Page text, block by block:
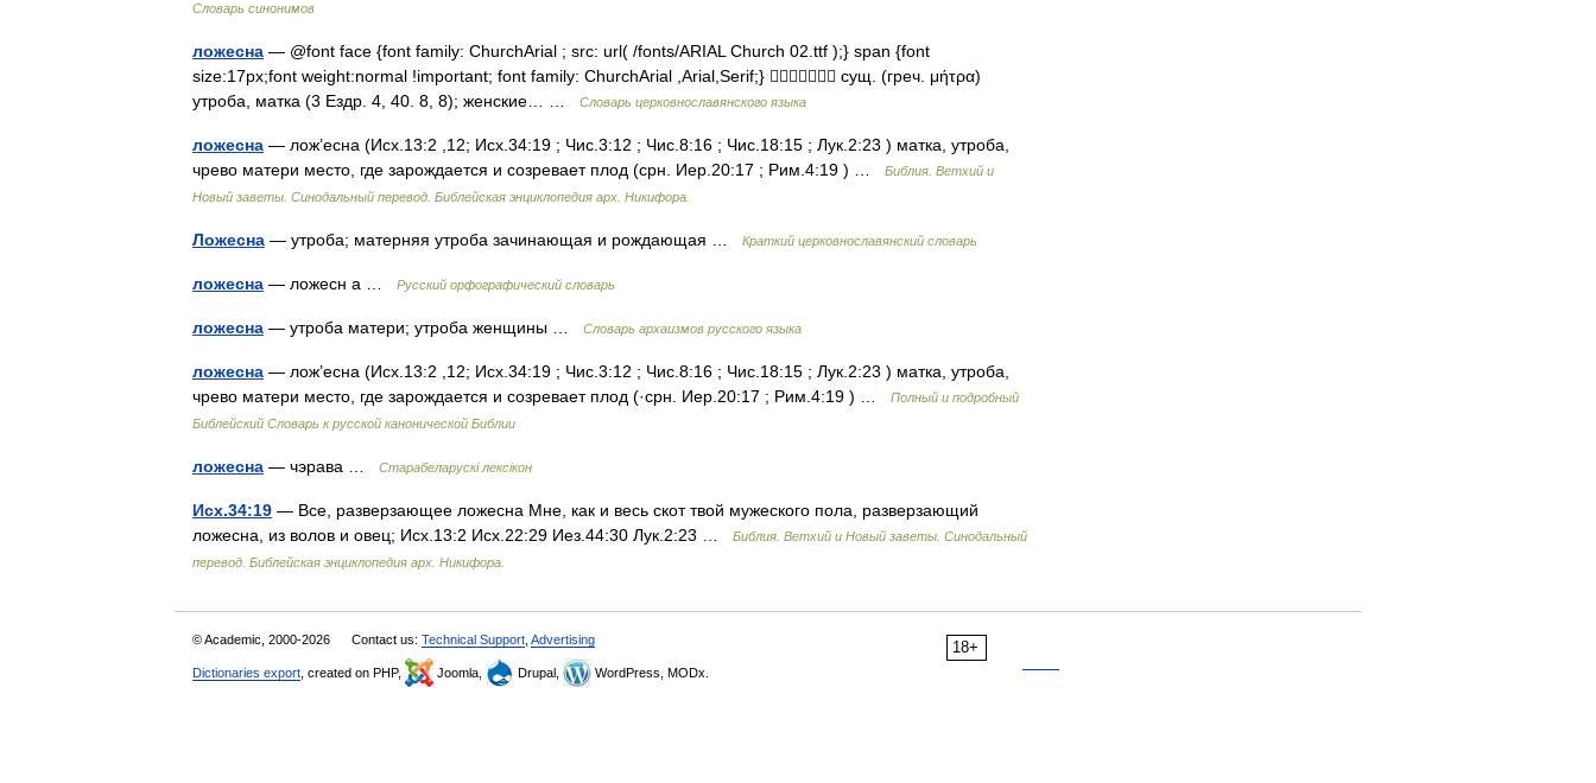
Словарь синонимов
ложесна — @font face {font family: ChurchArial ; src: url( /fonts/ARIAL Church 02.ttf );} span {font
size:17px;font weight:normal !important; font family: ChurchArial ,Arial,Serif;}  сущ. (греч. μήτρα)
утроба, матка (3 Ездр. 4, 40. 8, 8); женские… …
Словарь церковнославянского языка
ложесна — лож’есна (Исх.13:2 ,12; Исх.34:19 ; Чис.3:12 ; Чис.8:16 ; Чис.18:15 ; Лук.2:23 ) матка, утроба,
чрево матери место, где зарождается и созревает плод (срн. Иер.20:17 ; Рим.4:19 ) …
Библия. Ветхий и
Новый заветы. Синодальный перевод. Библейская энциклопедия арх. Никифора.
Ложесна — утроба; матерняя утроба зачинающая и рождающая … Краткий церковнославянский словарь
ложесна — ложесн а … Русский орфографический словарь
ложесна — утроба матери; утроба женщины … Cловарь архаизмов русского языка
ложесна — лож’есна (Исх.13:2 ,12; Исх.34:19 ; Чис.3:12 ; Чис.8:16 ; Чис.18:15 ; Лук.2:23 ) матка, утроба,
чрево матери место, где зарождается и созревает плод (·срн. Иер.20:17 ; Рим.4:19 ) …
Полный и подробный
Библейский Словарь к русской канонической Библии
ложесна — чэрава … Старабеларускі лексікон
Исх.34:19 — Все, разверзающее ложесна Мне, как и весь скот твой мужеского пола, разверзающий
ложесна, из волов и овец; Исх.13:2 Исх.22:29 Иез.44:30 Лук.2:23 …
Библия. Ветхий и Новый заветы. Синодальный
перевод. Библейская энциклопедия арх. Никифора.
18+
© Academic, 2000-2026 Contact us: Technical Support Advertising
Dictionaries export , created on PHP, Joomla, Drupal, WordPress, MODx.